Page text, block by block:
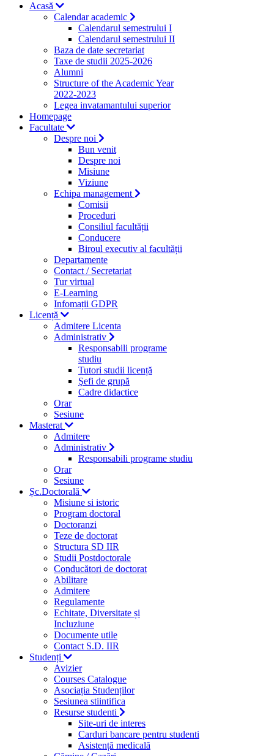
Acasă
Calendar academic
Calendarul semestrului I
Calendarul semestrului II
Baza de date secretariat
Taxe de studii 2025-2026
Alumni
Structure of the Academic Year
2022-2023
Legea invatamantului superior
Homepage
Facultate
Despre noi
Bun venit
Despre noi
Misiune
Viziune
Echipa management
Comisii
Proceduri
Consiliul facultății
Conducere
Biroul executiv al facultății
Departamente
Contact / Secretariat
Tur virtual
E-Learning
Infomații GDPR
Licență
Admitere Licenta
Administrativ
Responsabili programe
studiu
Tutori studii licență
Şefi de grupă
Cadre didactice
Orar
Sesiune
Masterat
Admitere
Administrativ
Responsabili programe studiu
Orar
Sesiune
Șc.Doctorală
Misiune si istoric
Program doctoral
Doctoranzi
Teze de doctorat
Structura SD IIR
Studii Postdoctorale
Conducători de doctorat
Abilitare
Admitere
Regulamente
Echitate, Diversitate și
Incluziune
Documente utile
Contact S.D. IIR
Studenți
Avizier
Courses Catalogue
Asociația Studenților
Sesiunea stiintifica
Resurse studenti
Site-uri de interes
Carduri bancare pentru studenti
Asistență medicală